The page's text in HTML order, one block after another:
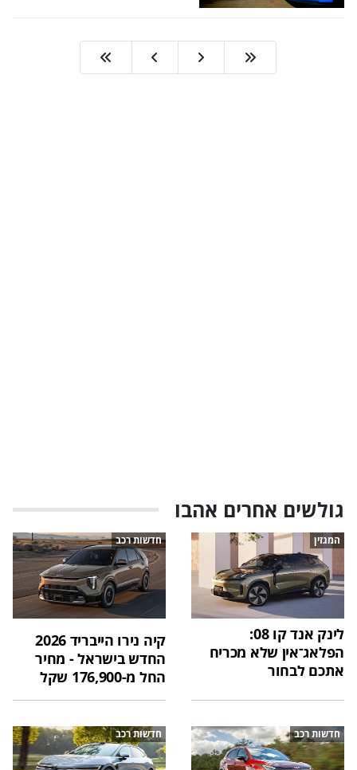
גולשים אחרים אהבו
המגזין
לינק אנד קו 08:
הפלאג־אין שלא מכריח
אתכם לבחור
חדשות רכב
קיה נירו הייבריד 2026
החדש בישראל - מחיר
החל מ-176,900 שקל
חדשות רכב חדשות רכב